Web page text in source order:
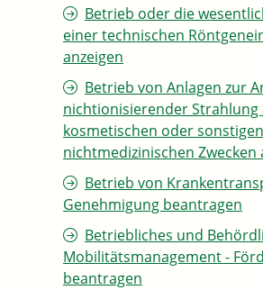
Betrieb oder die
einer technischen
anzeigen
Betrieb von Anlagen zur
nichtionisierender Strahlung
kosmetischen oder sonstigen
nichtmedizinischen Zwecken
Betrieb von
Genehmigung beantragen
Betriebliches und
Mobilitätsmanagement -
beantragen